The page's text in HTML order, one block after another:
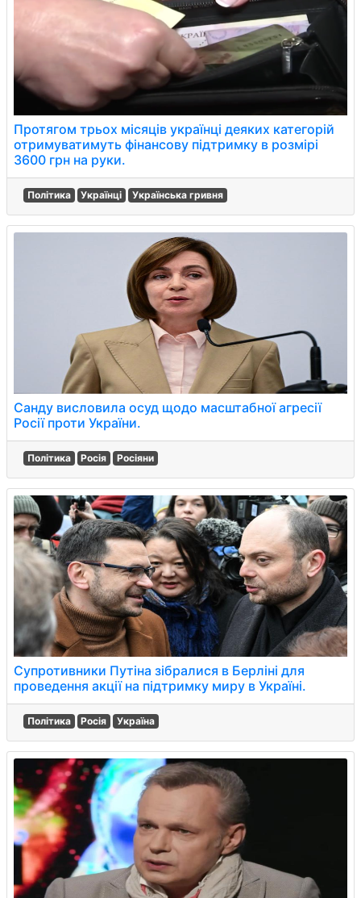
Протягом трьох місяців українці деяких категорій
отримуватимуть фінансову підтримку в розмірі
3600 грн на руки.
Політика Українці Українська гривня
Санду висловила осуд щодо масштабної агресії
Росії проти України.
Політика Росія Росіяни
Супротивники Путіна зібралися в Берліні для
проведення акції на підтримку миру в Україні.
Політика Росія Україна